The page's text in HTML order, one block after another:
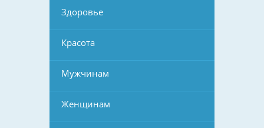
Здоровье
Красота
Мужчинам
Женщинам